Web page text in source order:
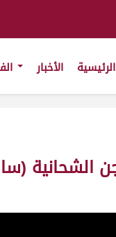
الرئيسية الأخبار